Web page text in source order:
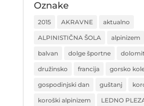
Oznake
2015 AKRAVNE aktualno
ALPINISTIČNA ŠOLA alpinizem
balvan dolge športne
družinsko francija gorsko
gospodinjski dan guštanj
koroški alpinizem LEDNO